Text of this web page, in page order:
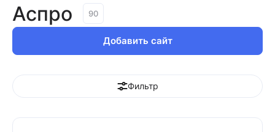
Аспро
90
Добавить сайт
Фильтр